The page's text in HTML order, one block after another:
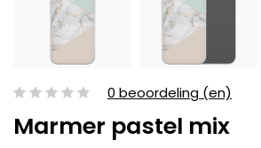
0 beoordeling (en)
Marmer pastel mix